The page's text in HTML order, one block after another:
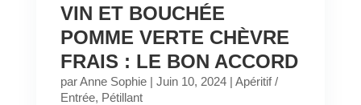
VIN ET BOUCHÉE
POMME VERTE CHÈVRE
FRAIS : LE BON ACCORD
parAnne Sophie| Juin 10, 2024| Apéritif /
Entrée, Pétillant